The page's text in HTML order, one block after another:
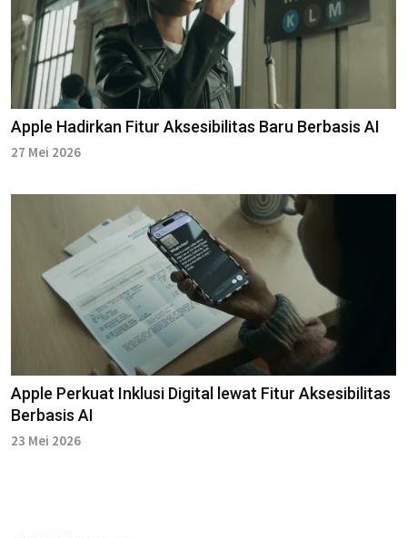
Apple Hadirkan Fitur Aksesibilitas Baru Berbasis AI
27 Mei 2026
Apple Perkuat Inklusi Digital lewat Fitur Aksesibilitas
Berbasis AI
23 Mei 2026